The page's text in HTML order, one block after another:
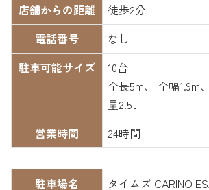
店舗からの距離
徒歩2分
電話番号
なし
駐車可能サイズ
10台
全長5m、 全幅1.9m
量2.5t
営業時間
24時間
駐車場名
タイムズ CARINO